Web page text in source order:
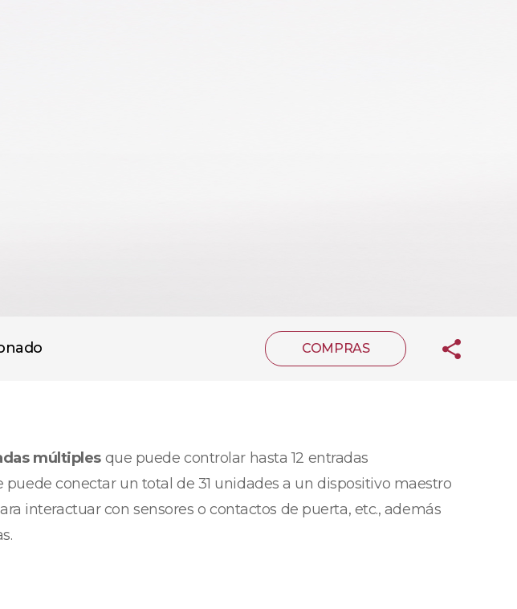
COMPRAS
múltiples que puede controlar hasta 12 entradas
puede conectar un total de 31 unidades a un dispositivo maestro
interactuar con sensores o contactos de puerta, etc., además